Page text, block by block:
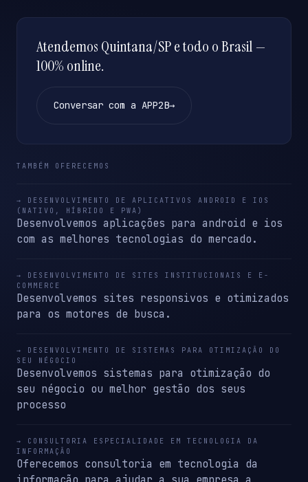
Atendemos Quintana/SP e todo o Brasil —
100% online.
Conversar com a APP2B→
TAMBÉM OFERECEMOS
→ DESENVOLVIMENTO DE APLICATIVOS ANDROID E IOS
(NATIVO, HÍBRIDO E PWA)
Desenvolvemos aplicações para android e ios
com as melhores tecnologias do mercado.
→ DESENVOLVIMENTO DE SITES INSTITUCIONAIS E E-
COMMERCE
Desenvolvemos sites responsivos e otimizados
para os motores de busca.
→ DESENVOLVIMENTO DE SISTEMAS PARA OTIMIZAÇÃO DO
SEU NÉGOCIO
Desenvolvemos sistemas para otimização do
seu négocio ou melhor gestão dos seus
processo
→ CONSULTORIA ESPECIALIDADE EM TECNOLOGIA DA
INFORMAÇÃO
Oferecemos consultoria em tecnologia da